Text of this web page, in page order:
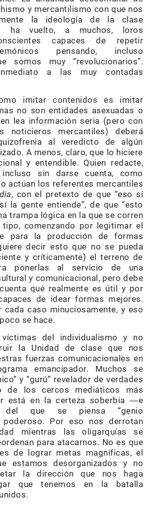
y mercantilismo con que nos
la ideología de la clase
ha vuelto, a muchos, loros
capaces de repetir
pensando, incluso
somos muy “revolucionarios”.
a las muy contadas
imitar contenidos es imitar
no son entidades asexuadas o
lea información seria (pero con
mercantiles) deberá
al veredicto de algún
A menos, claro, que lo hiciere
y entendible. Quien redacte,
sin darse cuenta, como
actúan los referentes mercantiles
, con el pretexto de que “eso sí
la gente entiende”, de que “esto
trampa lógica en la que se corren
comenzando por legitimar el
para la producción de formas
decir esto que no se pueda
y críticamente) el terreno de
ponerlas al servicio de una
y comunicacional, pero debe
qué realmente es útil y por
de idear formas mejores.
cada caso minuciosamente, y eso
se hace.
del individualismo y no
la Unidad de clase que nos
fuerzas comunicacionales en
emancipador. Muchos se
y “gurú” revelador de verdades
de los cercos mediáticos más
está en la certeza soberbia ―e
del que se piensa “genio
poderoso. Por eso nos derrotan
mientras las oligarquías se
para atacarnos. No es que
de lograr metas magníficas, el
estamos desorganizados y no
la dirección que nos haga
que tenemos en la batalla